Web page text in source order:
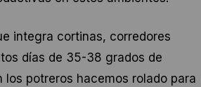
integra cortinas, corredores
días de 35-38 grados de
potreros hacemos rolado para